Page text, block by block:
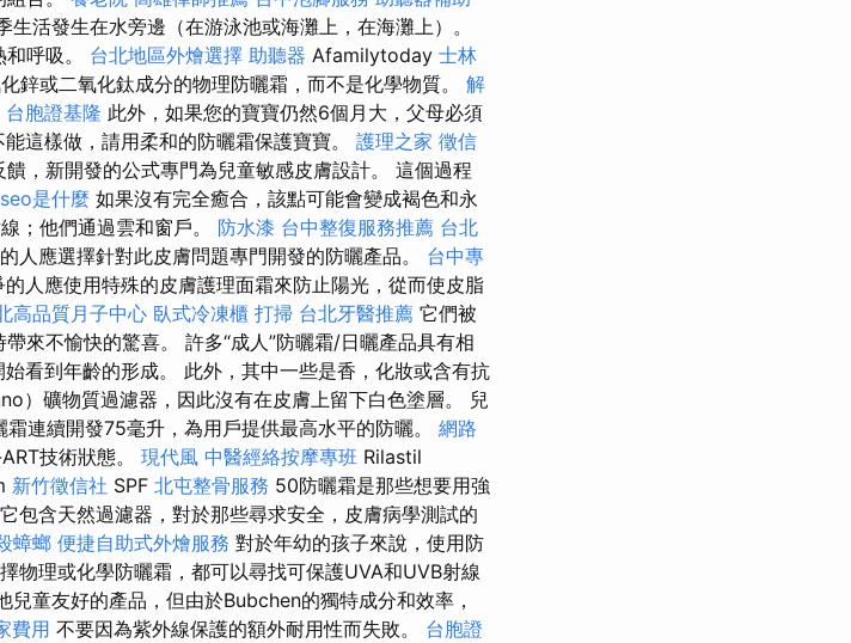
活發生在水旁邊（在游泳池或海灘上，在海灘上）。
呼吸。 台北地區外燴選擇 助聽器 Afamilytoday 士林
鋅或二氧化鈦成分的物理防曬霜，而不是化學物質。 解
台胞證基隆 此外，如果您的寶寶仍然6個月大，父母必須
這樣做，請用柔和的防曬霜保護寶寶。 護理之家 徵信
，新開發的公式專門為兒童敏感皮膚設計。 這個過程
seo是什麼 如果沒有完全癒合，該點可能會變成褐色和永
；他們通過雲和窗戶。 防水漆 台中整復服務推薦 台北
人應選擇針對此皮膚問題專門開發的防曬產品。 台中專
人應使用特殊的皮膚護理面霜來防止陽光，從而使皮脂
高品質月子中心 臥式冷凍櫃 打掃 台北牙醫推薦 它們被
來不愉快的驚喜。 許多“成人”防曬霜/日曬產品具有相
看到年齡的形成。 此外，其中一些是香，化妝或含有抗
）礦物質過濾器，因此沒有在皮膚上留下白色塗層。 兒
連續開發75毫升，為用戶提供最高水平的防曬。 網路
技術狀態。 現代風 中醫經絡按摩專班 Rilastil
新竹徵信社 SPF 北屯整骨服務 50防曬霜是那些想要用強
它包含天然過濾器，對於那些尋求安全，皮膚病學測試的
蟑螂 便捷自助式外燴服務 對於年幼的孩子來說，使用防
物理或化學防曬霜，都可以尋找可保護UVA和UVB射線
童友好的產品，但由於Bubchen的獨特成分和效率，
費用 不要因為紫外線保護的額外耐用性而失敗。 台胞證